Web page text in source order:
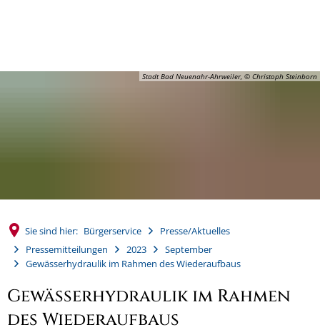
Stadt Bad Neuenahr-Ahrweiler, © Christoph Steinborn
Sie sind hier: Bürgerservice
Presse/Aktuelles
Pressemitteilungen
2023
September
Gewässerhydraulik im Rahmen des Wiederaufbaus
Gewässerhydraulik im Rahmen
des Wiederaufbaus